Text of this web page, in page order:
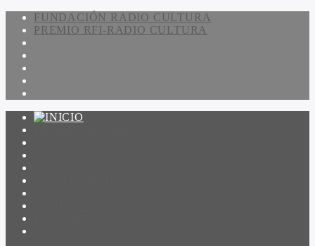
FUNDACIÓN RADIO CULTURA
PREMIO RFI-RADIO CULTURA